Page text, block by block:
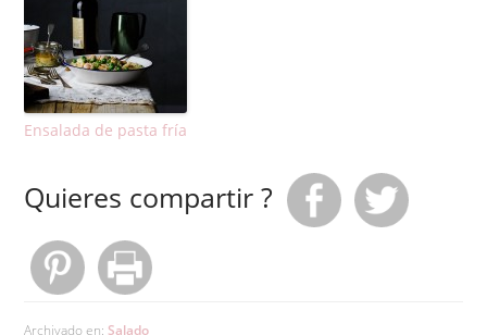
Ensalada de pasta fría
Quieres compartir ?
Archivado en: Salado